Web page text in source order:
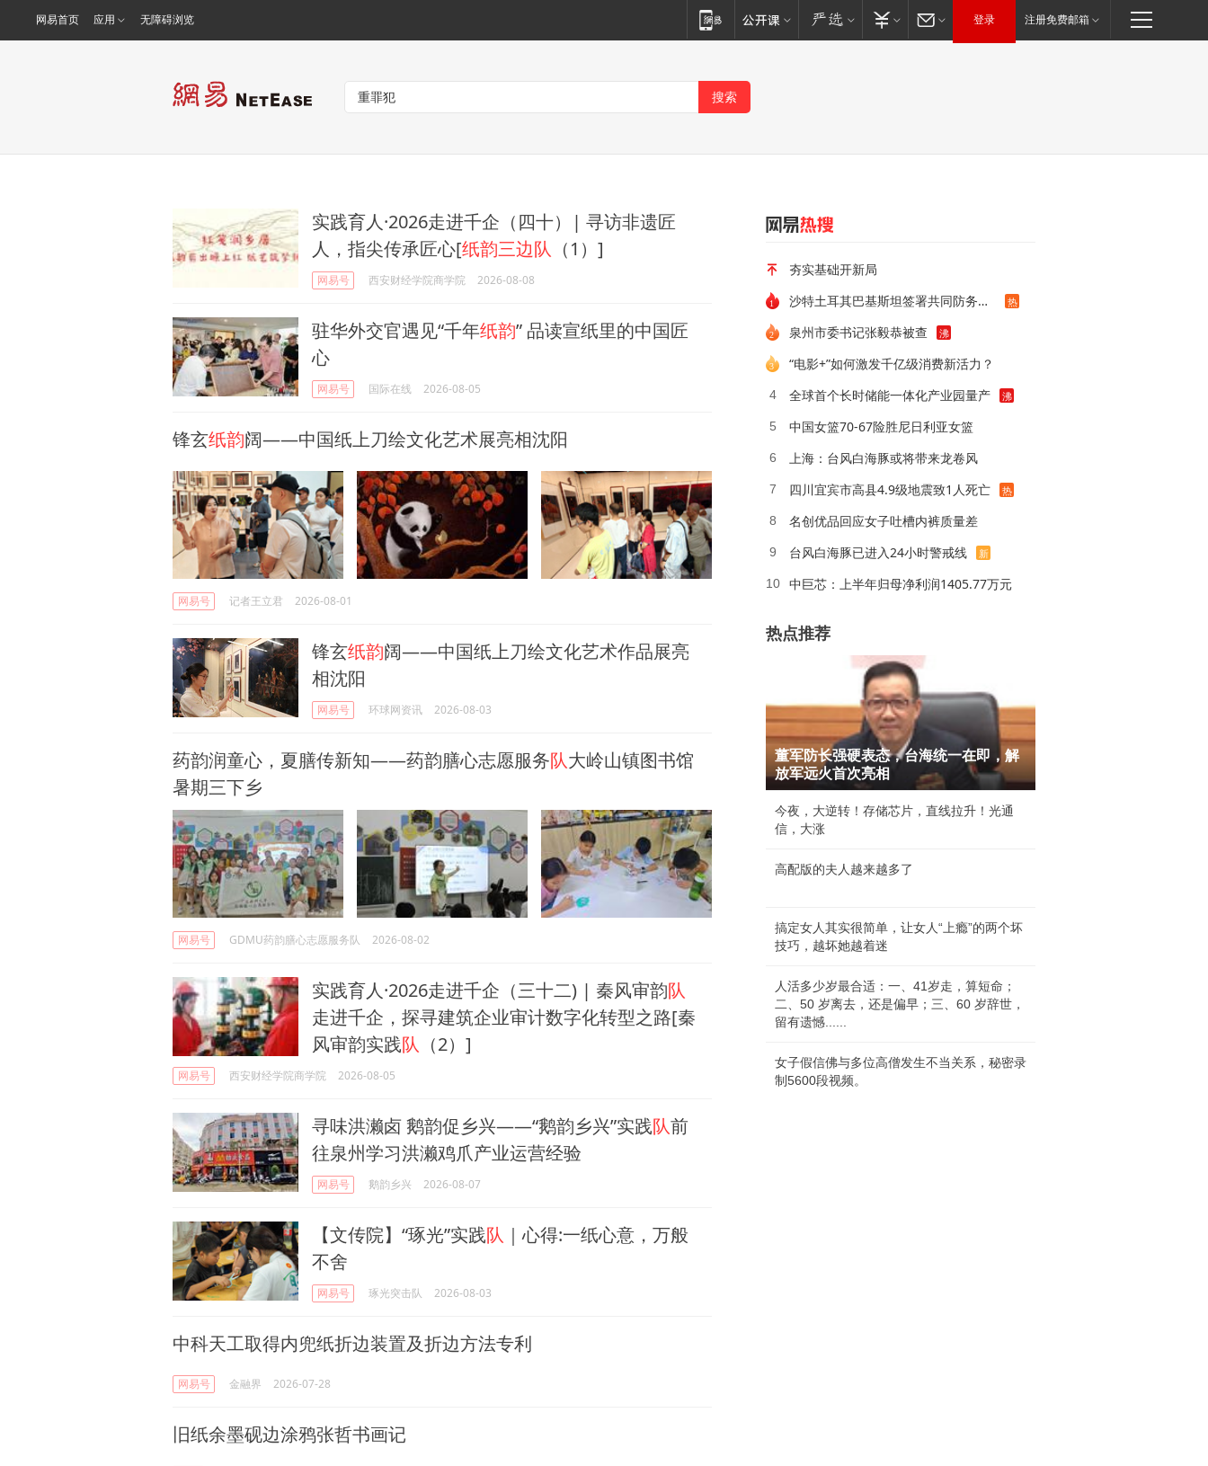
网易首页 应用 无障碍浏览 登录 注册免费邮箱
实践育人·2026走进千企（四十）| 寻访非遗匠
人，指尖传承匠心[纸韵三边队 （1）]
网易号 西安财经学院商学院 2026-08-08
驻华外交官遇见“千年纸韵” 品读宣纸里的中国匠
心
网易号 国际在线 2026-08-05
锋玄纸韵阔——中国纸上刀绘文化艺术展亮相沈阳
网易号 记者王立君 2026-08-01
锋玄纸韵阔——中国纸上刀绘文化艺术作品展亮
相沈阳
网易号 环球网资讯 2026-08-03
药韵润童心，夏膳传新知——药韵膳心志愿服务队大岭山镇图书馆
暑期三下乡
网易号 GDMU药韵膳心志愿服务队 2026-08-02
实践育人·2026走进千企（三十二) | 秦风审韵队
走进千企，探寻建筑企业审计数字化转型之路[秦
风审韵实践队 （2）]
网易号 西安财经学院商学院 2026-08-05
寻味洪濑卤 鹅韵促乡兴——“鹅韵乡兴”实践队前
往泉州学习洪濑鸡爪产业运营经验
网易号 鹅韵乡兴 2026-08-07
【文传院】“琢光”实践队 ｜心得:一纸心意，万般
不舍
网易号 琢光突击队 2026-08-03
中科天工取得内兜纸折边装置及折边方法专利
网易号 金融界 2026-07-28
旧纸余墨砚边涂鸦张哲书画记
夯实基础开新局
1
沙特土耳其巴基斯坦签署共同防务协议 热
2
泉州市委书记张毅恭被查 沸
“电影+”如何激发千亿级消费新活力？
4 全球首个长时储能一体化产业园量产 沸
5 中国女篮70-67险胜尼日利亚女篮
6 上海：台风白海豚或将带来龙卷风
7 四川宜宾市高县4.9级地震致1人死亡 热
8 名创优品回应女子吐槽内裤质量差
9 台风白海豚已进入24小时警戒线 新
10 中巨芯：上半年归母净利润1405.77万元
热点推荐
董军防长强硬表态，台海统一在即，解
放军远火首次亮相
今夜，大逆转！存储芯片，直线拉升！光通
信，大涨
高配版的夫人越来越多了
搞定女人其实很简单，让女人“上瘾”的两个坏
技巧，越坏她越着迷
人活多少岁最合适：一、41岁走，算短命；
二、50 岁离去，还是偏早；三、60 岁辞世，
留有遗憾......
女子假信佛与多位高僧发生不当关系，秘密录
制5600段视频。